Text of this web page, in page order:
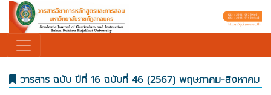
วารสาร ฉบับ ปีที่ 16 ฉบับที่ 46 (2567) พฤษภาคม-สิงหาคม